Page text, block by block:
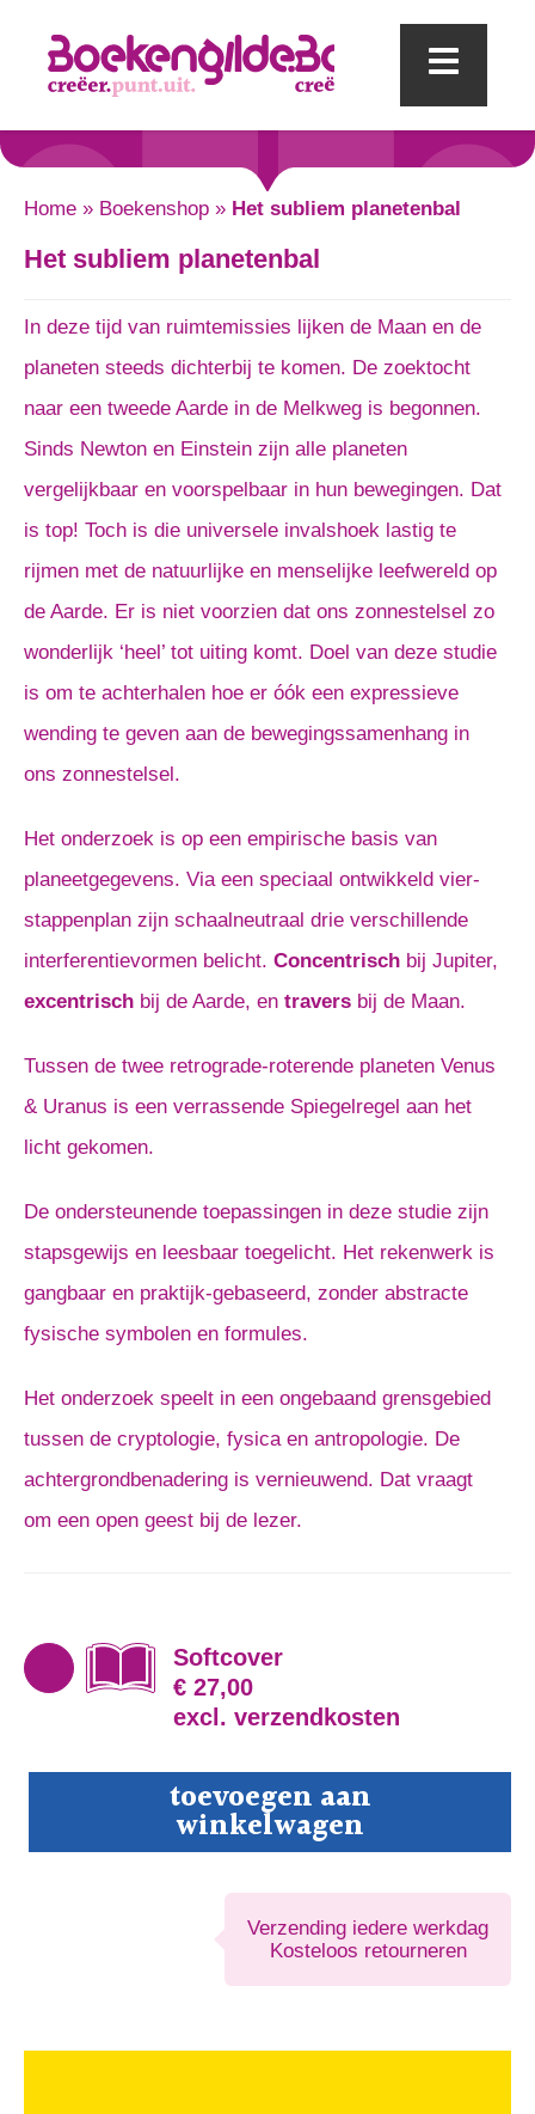
Home » Boekenshop » Het subliem planetenbal
Het subliem planetenbal
In deze tijd van ruimtemissies lijken de Maan en de
planeten steeds dichterbij te komen. De zoektocht
naar een tweede Aarde in de Melkweg is begonnen.
Sinds Newton en Einstein zijn alle planeten
vergelijkbaar en voorspelbaar in hun bewegingen. Dat
is top! Toch is die universele invalshoek lastig te
rijmen met de natuurlijke en menselijke leefwereld op
de Aarde. Er is niet voorzien dat ons zonnestelsel zo
wonderlijk ‘heel’ tot uiting komt. Doel van deze studie
is om te achterhalen hoe er óók een expressieve
wending te geven aan de bewegingssamenhang in
ons zonnestelsel.
Het onderzoek is op een empirische basis van
planeetgegevens. Via een speciaal ontwikkeld vier-
stappenplan zijn schaalneutraal drie verschillende
interferentievormen belicht. Concentrisch bij Jupiter,
excentrisch bij de Aarde, en travers bij de Maan.
Tussen de twee retrograde-roterende planeten Venus
& Uranus is een verrassende Spiegelregel aan het
licht gekomen.
De ondersteunende toepassingen in deze studie zijn
stapsgewijs en leesbaar toegelicht. Het rekenwerk is
gangbaar en praktijk-gebaseerd, zonder abstracte
fysische symbolen en formules.
Het onderzoek speelt in een ongebaand grensgebied
tussen de cryptologie, fysica en antropologie. De
achtergrondbenadering is vernieuwend. Dat vraagt
om een open geest bij de lezer.
Softcover
€ 27,00
excl. verzendkosten
aantal
toevoegen aan
winkelwagen
Verzending iedere werkdag
Kosteloos retourneren